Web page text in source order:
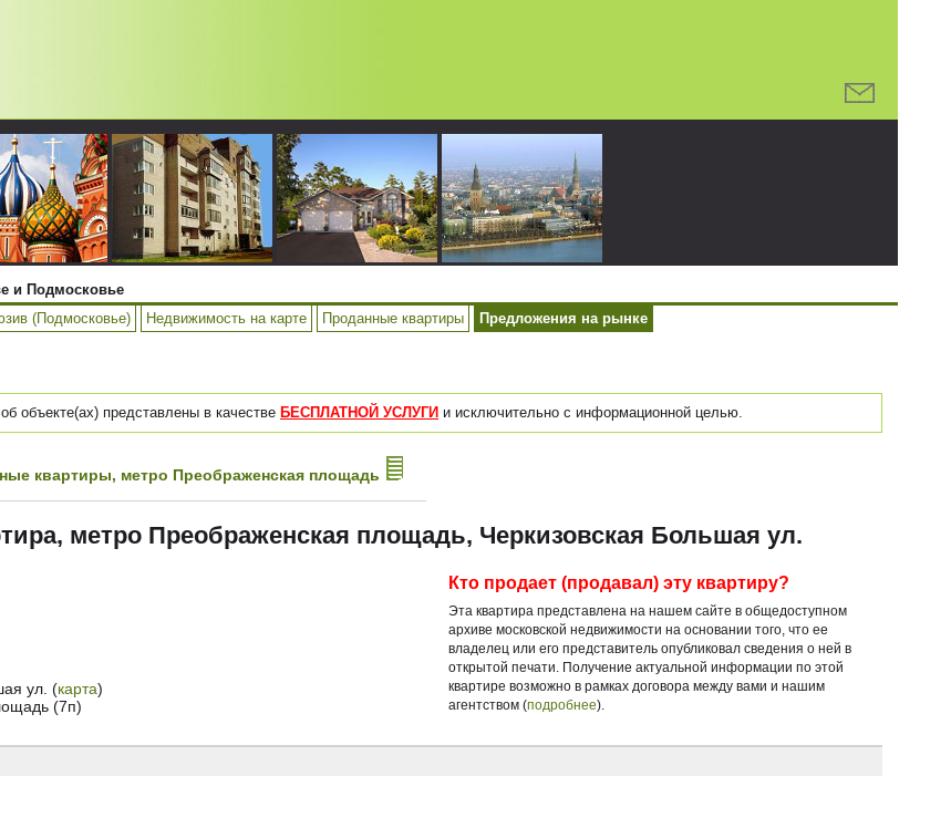
и Подмосковье
(Подмосковье) Недвижимость на карте Проданные квартиры Предложения на рынке
объекте(ах) представлены в качестве БЕСПЛАТНОЙ УСЛУГИ и исключительно с информационной целью.
квартиры, метро Преображенская площадь
метро Преображенская площадь, Черкизовская Большая ул.
ул. (карта)
(7п)
Кто продает (продавал) эту квартиру?
Эта квартира представлена на нашем сайте в общедоступном
архиве московской недвижимости на основании того, что ее
владелец или его представитель опубликовал сведения о ней в
открытой печати. Получение актуальной информации по этой
квартире возможно в рамках договора между вами и нашим
агентством (подробнее).